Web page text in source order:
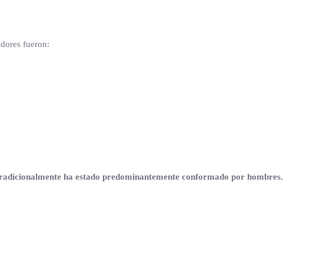
fueron:
ha estado predominantemente conformado por hombres.